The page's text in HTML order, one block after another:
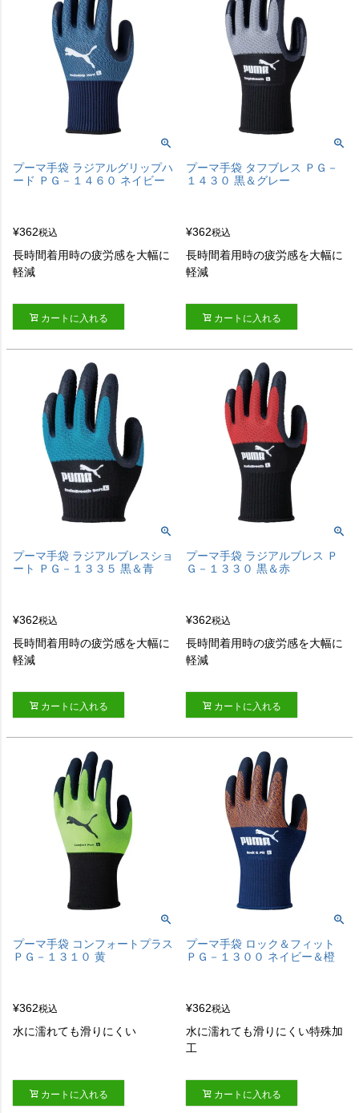
プーマ手袋 ラジアルグリップハ
ード ＰＧ－１４６０ ネイビー
¥362税込
長時間着用時の疲労感を大幅に
軽減
カートに入れる
プーマ手袋 タフブレス ＰＧ－
１４３０ 黒＆グレー
¥362税込
長時間着用時の疲労感を大幅に
軽減
カートに入れる
プーマ手袋 ラジアルブレスショ
ート ＰＧ－１３３５ 黒＆青
¥362税込
長時間着用時の疲労感を大幅に
軽減
カートに入れる
プーマ手袋 ラジアルブレス Ｐ
Ｇ－１３３０ 黒＆赤
¥362税込
長時間着用時の疲労感を大幅に
軽減
カートに入れる
プーマ手袋 コンフォートプラス
ＰＧ－１３１０ 黄
¥362税込
水に濡れても滑りにくい
カートに入れる
プーマ手袋 ロック＆フィット
ＰＧ－１３００ ネイビー＆橙
¥362税込
水に濡れても滑りにくい特殊加
工
カートに入れる